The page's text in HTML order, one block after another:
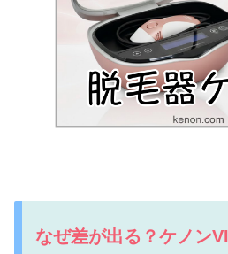
なぜ差が出る？ケノン